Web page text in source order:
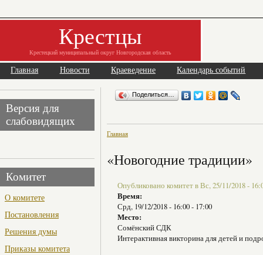
Крестцы
Крестецкий муниципальный округ Новгородская область
Главная Новости Краеведение Календарь событий
Версия для
слабовидящих
Комитет
О комитете
Постановления
Решения думы
Приказы комитета
Поделиться…
Главная
«Новогодние традиции»
Опубликовано комитет в Вс, 25/11/2018 -
Время:
Срд, 19/12/2018 - 16:00- 17:00
Место:
Сомёнский СДК
Интерактивная викторина для детей и